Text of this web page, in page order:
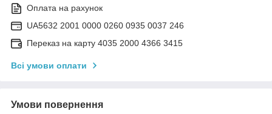
Оплата на рахунок
UA5632 2001 0000 0260 0935 0037 246
Переказ на карту 4035 2000 4366 3415
Всі умови оплати
Умови повернення